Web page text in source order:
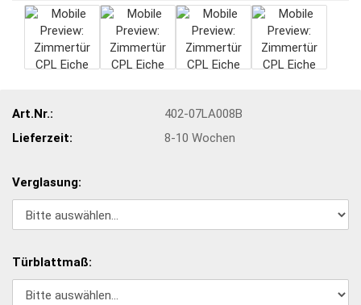
Art.Nr.:
402-07LA008B
Lieferzeit:
8-10 Wochen
Verglasung:
Türblattmaß: